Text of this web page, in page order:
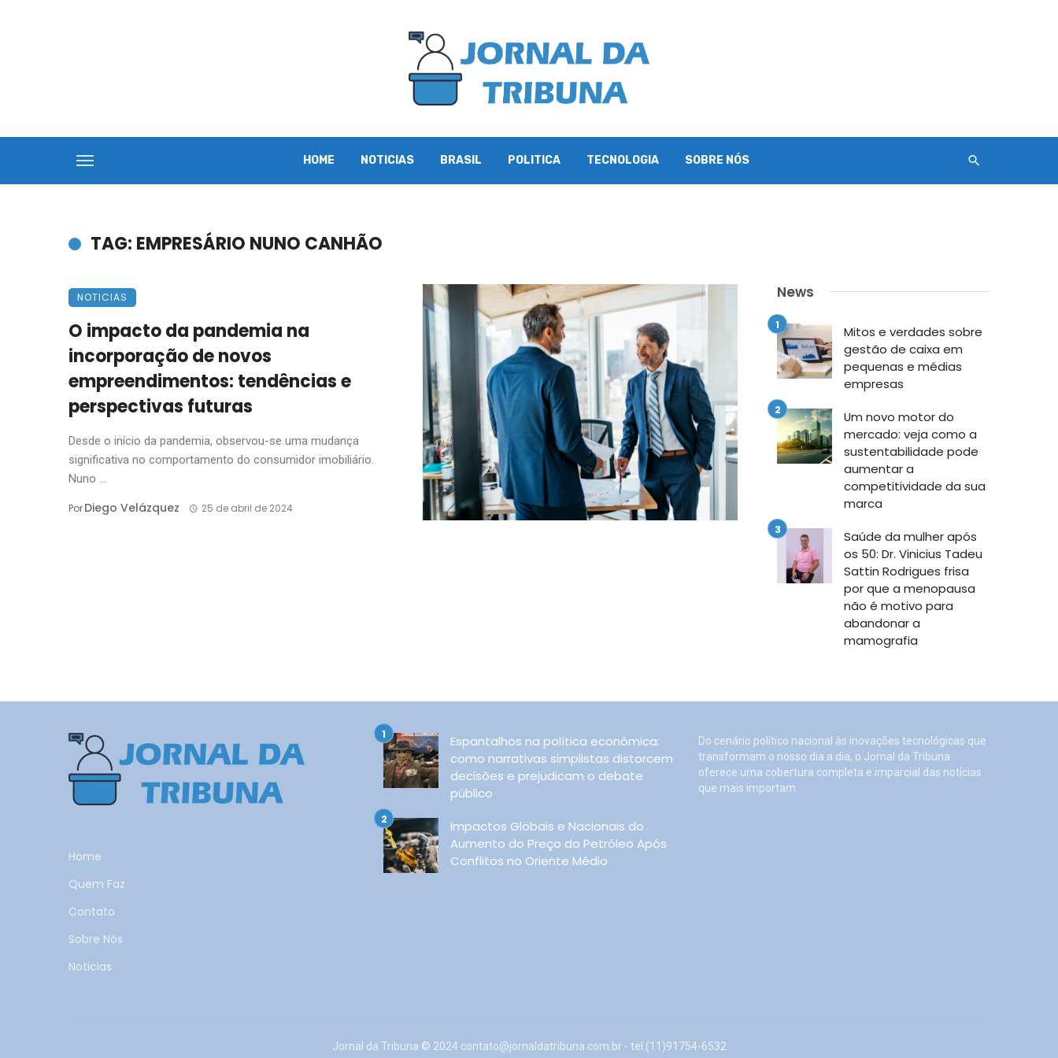
HOME NOTICIAS BRASIL POLITICA TECNOLOGIA SOBRE NÓS
TAG: EMPRESÁRIO NUNO CANHÃO
NOTICIAS
O impacto da pandemia na
incorporação de novos
empreendimentos: tendências e
perspectivas futuras
Desde o início da pandemia, observou-se uma mudança
significativa no comportamento do consumidor imobiliário.
Nuno ...
PorDiego Velázquez 25 de abril de 2024
News
Mitos e verdades sobre
gestão de caixa em
pequenas e médias
empresas
Um novo motor do
mercado: veja como a
sustentabilidade pode
aumentar a
competitividade da sua
marca
Saúde da mulher após
os 50: Dr. Vinicius Tadeu
Sattin Rodrigues frisa
por que a menopausa
não é motivo para
abandonar a
mamografia
Home
Quem Faz
Contato
Sobre Nós
Noticias
Espantalhos na política econômica:
como narrativas simplistas distorcem
decisões e prejudicam o debate
público
Impactos Globais e Nacionais do
Aumento do Preço do Petróleo Após
Conflitos no Oriente Médio
Do cenário político nacional às inovações tecnológicas que
transformam o nosso dia a dia, o Jornal da Tribuna
oferece uma cobertura completa e imparcial das notícias
que mais importam.
Jornal da Tribuna © 2024 contato@jornaldatribuna.com.br- tel.(11)91754-6532